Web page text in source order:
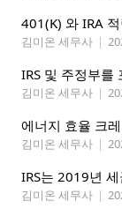
401(K) 와 IRA
김미온 세무사 |
IRS 및 주정부를
김미온 세무사 |
에너지 효율 크
김미온 세무사 |
김미온 세무사 |